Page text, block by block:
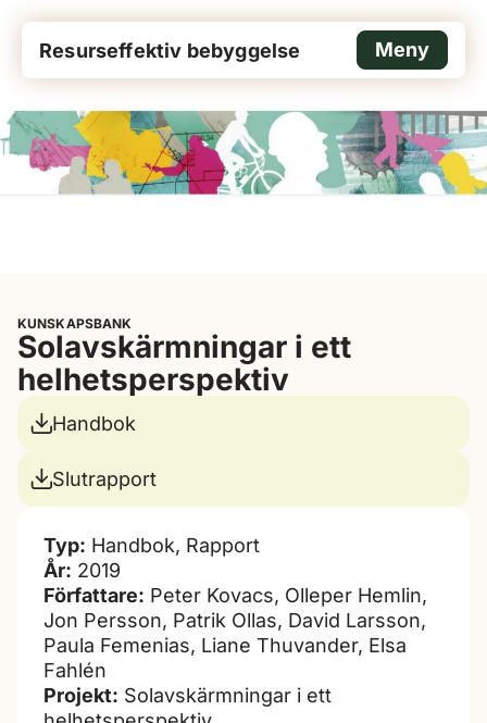
Resurseffektiv bebyggelse Meny
KUNSKAPSBANK
Solavskärmningar i ett
helhetsperspektiv
Handbok
Slutrapport
Typ: Handbok, Rapport
År: 2019
Författare: Peter Kovacs, Olleper Hemlin,
Jon Persson, Patrik Ollas, David Larsson,
Paula Femenias, Liane Thuvander, Elsa
Fahlén
Projekt: Solavskärmningar i ett